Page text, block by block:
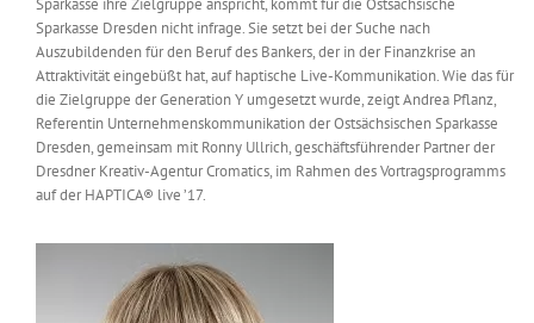
Kontakt
Messen & Events
Unternehmen
Interviews
Sparkasse ihre Zielgruppe anspricht, kommt für die Ostsächsische
Sparkasse Dresden nicht infrage. Sie setzt bei der Suche nach
Auszubildenden für den Beruf des Bankers, der in der Finanzkrise an
Attraktivität eingebüßt hat, auf haptische Live-Kommunikation. Wie das für
die Zielgruppe der Generation Y umgesetzt wurde, zeigt Andrea Pflanz,
Referentin Unternehmenskommunikation der Ostsächsischen Sparkasse
Dresden, gemeinsam mit Ronny Ullrich, geschäftsführender Partner der
Dresdner Kreativ-Agentur Cromatics, im Rahmen des Vortragsprogramms
auf der HAPTICA® live ’17.